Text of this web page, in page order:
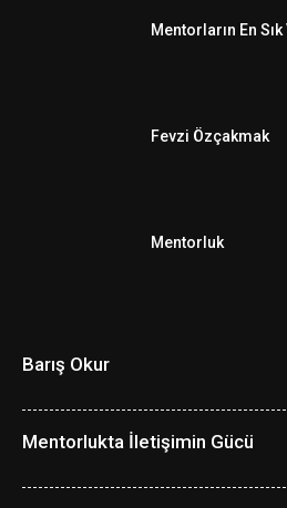
Mentorların En
Fevzi Özçakmak
Mentorluk
Barış Okur
Mentorlukta İletişimin Gücü